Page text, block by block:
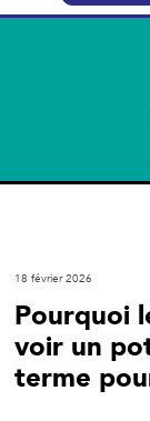
18 février 2026
Pourquoi
voir un
terme